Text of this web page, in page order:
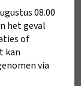
08.00
het geval
of
kan
via